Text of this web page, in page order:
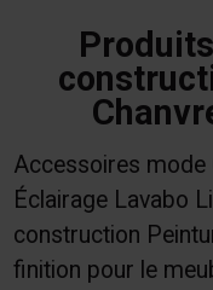
Accessoires mode
Éclairage Lavabo
construction
finition pour le